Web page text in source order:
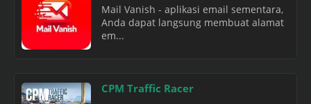
Mail Vanish - aplikasi email sementara,
Anda dapat langsung membuat alamat
em...
CPM Traffic Racer